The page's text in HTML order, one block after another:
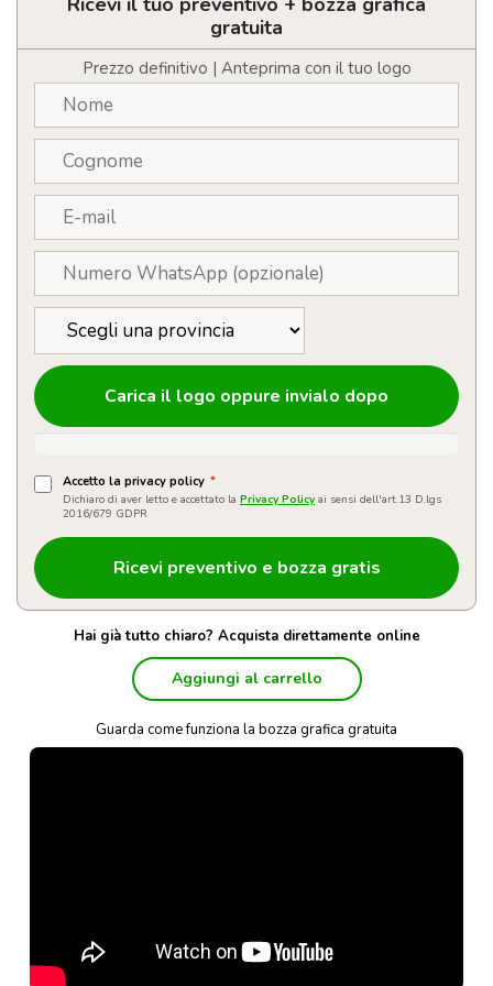
con
specchiate
quantità
gratuita
Prezzo definitivo | Anteprima con il tuo logo
Carica il logo oppure invialo dopo
Accetto la privacy policy *
Dichiaro di aver letto e accettato la Privacy Policy ai sensi dell'art.13 D.lgs
2016/679 GDPR
Hai già tutto chiaro? Acquista direttamente online
Aggiungi al carrello
Guarda come funziona la bozza grafica gratuita